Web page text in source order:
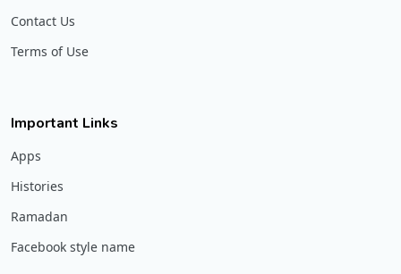
Contact Us
Terms of Use
Important Links
Apps
Histories
Ramadan
Facebook style name